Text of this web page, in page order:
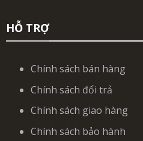
HỖ TRỢ
Chính sách bán hàng
Chính sách đổi trả
Chính sách giao hàng
Chính sách bảo hành